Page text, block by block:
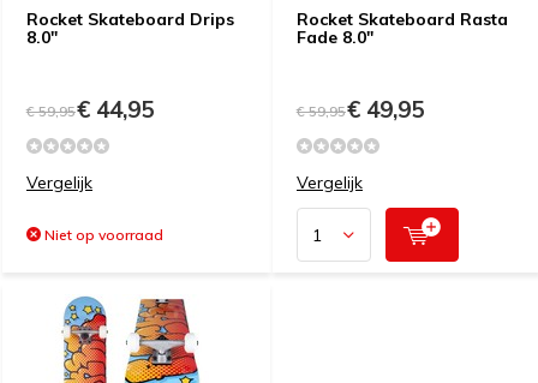
Rocket Skateboard Drips
8.0"
€ 59,95€ 44,95
Vergelijk
Niet op voorraad
Rocket Skateboard Rasta
Fade 8.0"
€ 59,95€ 49,95
Vergelijk